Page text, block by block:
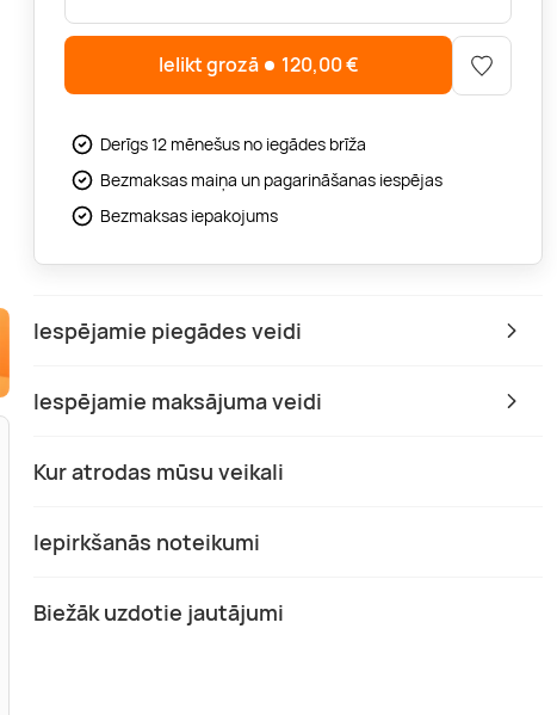
Ielikt grozā 120,00€
Derīgs 12 mēnešus no iegādes brīža
Bezmaksas maiņa un pagarināšanas iespējas
Bezmaksas iepakojums
Iespējamie piegādes veidi
Iespējamie maksājuma veidi
Kur atrodas mūsu veikali
Iepirkšanās noteikumi
Biežāk uzdotie jautājumi